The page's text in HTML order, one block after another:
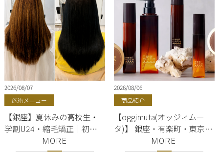
2026/08/07
施術メニュー
【銀座】夏休みの高校生・
学割U24・縮毛矯正｜初め
てでも失敗しない選び方
MORE
2026/08/06
商品紹介
【oggimuta(オッジィムー
タ)】 銀座・有楽町・東京駅
｜シャンプー・トリートメ
MORE